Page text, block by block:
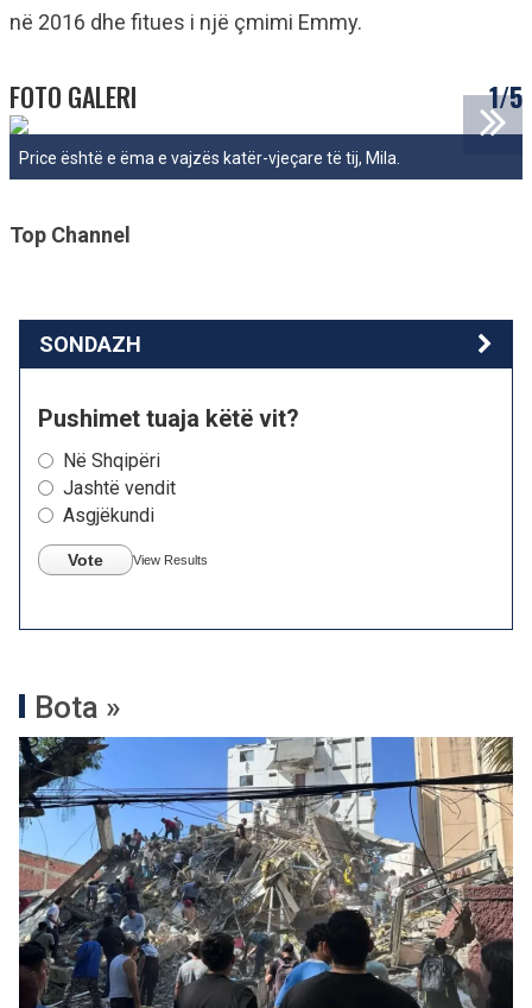
në 2016 dhe fitues i një çmimi Emmy.
FOTO GALERI 1/5
Price është e ëma e vajzës katër-vjeçare të tij, Mila.
Top Channel
SONDAZH
Pushimet tuaja këtë vit?
Në Shqipëri
Jashtë vendit
Asgjëkundi
Vote View Results
Bota »